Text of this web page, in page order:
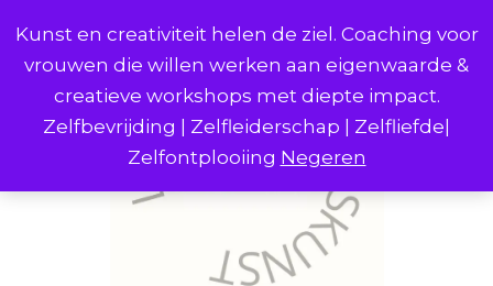
Kunst en creativiteit helen de ziel. Coaching voor
vrouwen die willen werken aan eigenwaarde &
creatieve workshops met diepte impact.
Zelfbevrijding | Zelfleiderschap | Zelfliefde|
Zelfontplooiing Negeren